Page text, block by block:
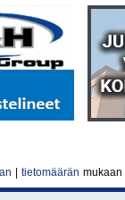
tietomäärän mukaan